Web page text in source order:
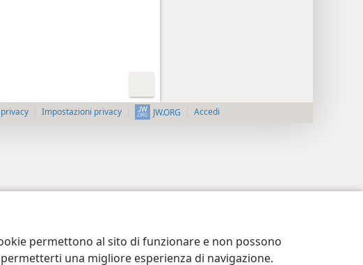
permettono al sito di funzionare e non possono
una migliore esperienza di navigazione.
Impostazioni privacy JW.ORG Accedi